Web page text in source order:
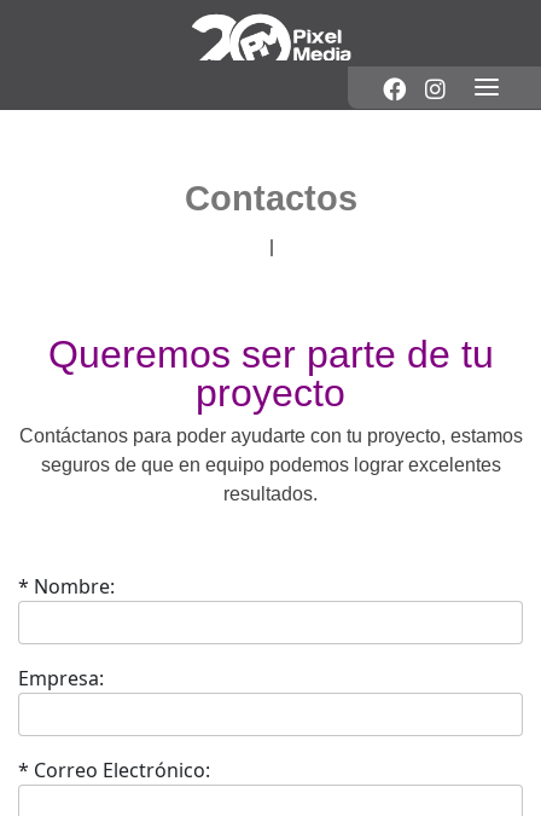
Contactos
Queremos ser parte de tu
proyecto
Contáctanos para poder ayudarte con tu proyecto, estamos
seguros de que en equipo podemos lograr excelentes
resultados.
* Nombre:
Empresa:
* Correo Electrónico: